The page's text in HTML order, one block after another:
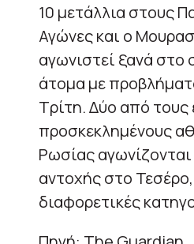
10 μετάλλια στους
Αγώνες και ο
αγωνιστεί ξανά στο
άτομα με
Τρίτη. Δύο από τους
προσκεκλημένους
Ρωσίας
αντοχής στο
διαφορετικές